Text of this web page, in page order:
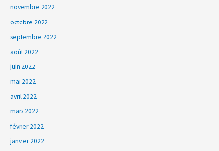
novembre 2022
octobre 2022
septembre 2022
août 2022
juin 2022
mai 2022
avril 2022
mars 2022
février 2022
janvier 2022